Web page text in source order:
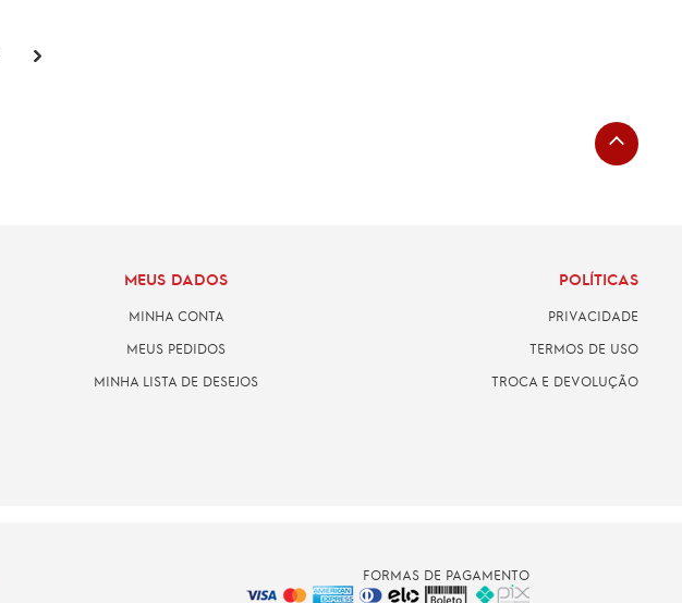
MEUS DADOS
MINHA CONTA
MEUS PEDIDOS
MINHA LISTA DE DESEJOS
POLÍTICAS
PRIVACIDADE
TERMOS DE USO
TROCA E DEVOLUÇÃO
FORMAS DE PAGAMENTO